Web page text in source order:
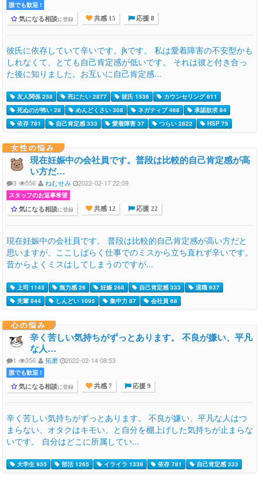
誰でも歓迎 !
気になる相談に登録 共感 15 応援 8
彼氏に依存していて辛いです。jkです。 私は愛着障害の不安型かも
しれなくて、とても自己肯定感が低いです。 それは彼と付き合っ
た後に知りました。お互いに自己肯定感...
友人関係 258 死にたい 2877 彼氏 1536
カウンセリング 611
死ぬのが怖い 28
めんどくさい 308 ネガティブ 468
承認欲求 84
依存 781
自己肯定感 333 愛着障害 37 つらい 2822 HSP 75
女性の悩み
現在妊娠中の会社員です。普段は比較的自己肯定感が高
い方だ…
3 556 ねむせみ 2022-02-17 22:09
スタッフのお返事希望
気になる相談に登録 共感 12 応援 22
現在妊娠中の会社員です。 普段は比較的自己肯定感が高い方だと
思いますが、ここしばらく仕事でのミスから立ち直れず辛いです。
昔からよくミスはしてしまうのですが...
上司 1145 無力感 26 妊娠 268 自己肯定感 333
退職 637
先輩 844
しんどい 1095 集中力 87 会社員 68
心の悩み
辛く苦しい気持ちがずっとあります。 不良が嫌い、平凡
な人…
1 356 拓磨 2022-02-14 08:53
誰でも歓迎 !
気になる相談に登録 共感 7 応援 9
辛く苦しい気持ちがずっとあります。 不良が嫌い、平凡な人はつ
まらない、オタクはキモい、と自分を棚上げした気持ちが止まらな
いです。 自分はどこに所属してい...
大学生 955 部活 1265 イライラ 1339 依存 781 自己肯定感 333